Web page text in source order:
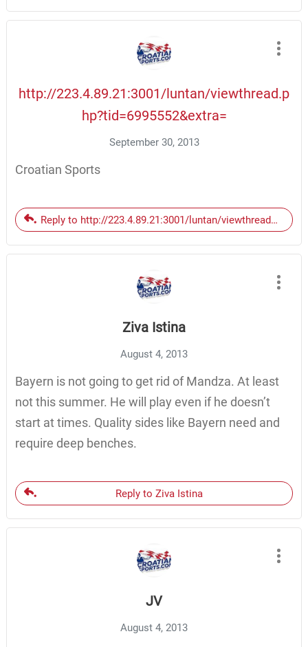
http://223.4.89.21:3001/luntan/viewthread.p
hp?tid=6995552&extra=
September 30, 2013
Croatian Sports
Reply to http://223.4.89.21:3001/luntan/
Ziva Istina
August 4, 2013
Bayern is not going to get rid of Mandza. At least
not this summer. He will play even if he doesn’t
start at times. Quality sides like Bayern need and
require deep benches.
Reply to Ziva Istina
JV
August 4, 2013